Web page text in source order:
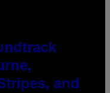
and